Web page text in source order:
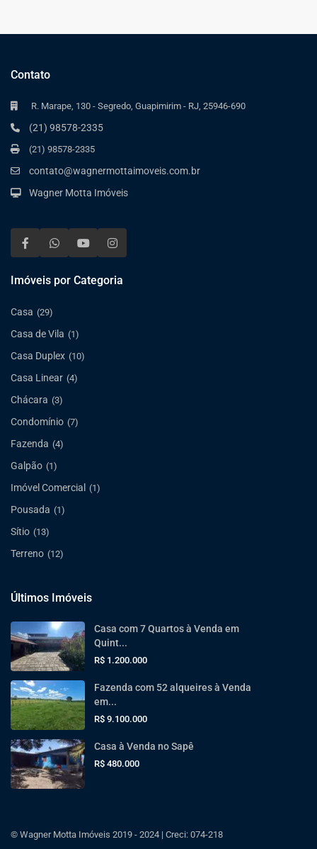
Contato
R. Marape, 130 - Segredo, Guapimirim - RJ, 25946-690
(21) 98578-2335
(21) 98578-2335
contato@wagnermottaimoveis.com.br
Wagner Motta Imóveis
Imóveis por Categoria
Casa (29)
Casa de Vila (1)
Casa Duplex (10)
Casa Linear (4)
Chácara (3)
Condomínio (7)
Fazenda (4)
Galpão (1)
Imóvel Comercial (1)
Pousada (1)
Sítio (13)
Terreno (12)
Últimos Imóveis
Casa com 7 Quartos à Venda em
Quint...
R$ 1.200.000
Fazenda com 52 alqueires à Venda
em...
R$ 9.100.000
Casa à Venda no Sapê
R$ 480.000
© Wagner Motta Imóveis 2019 - 2024 | Creci: 074-218